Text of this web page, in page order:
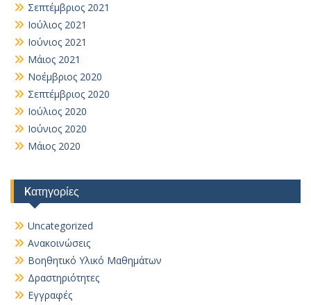
Σεπτέμβριος 2021
Ιούλιος 2021
Ιούνιος 2021
Μάιος 2021
Νοέμβριος 2020
Σεπτέμβριος 2020
Ιούλιος 2020
Ιούνιος 2020
Μάιος 2020
Kατηγορίες
Uncategorized
Ανακοινώσεις
Βοηθητικό Yλικό Mαθημάτων
Δραστηριότητες
Εγγραφές